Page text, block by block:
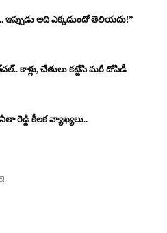
అది ఎక్కడుందో తెలియదు!”
కాళ్లు, చేతులు కట్టేసి మరీ దోపిడీ
రెడ్డి కీలక వ్యాఖ్యలు..